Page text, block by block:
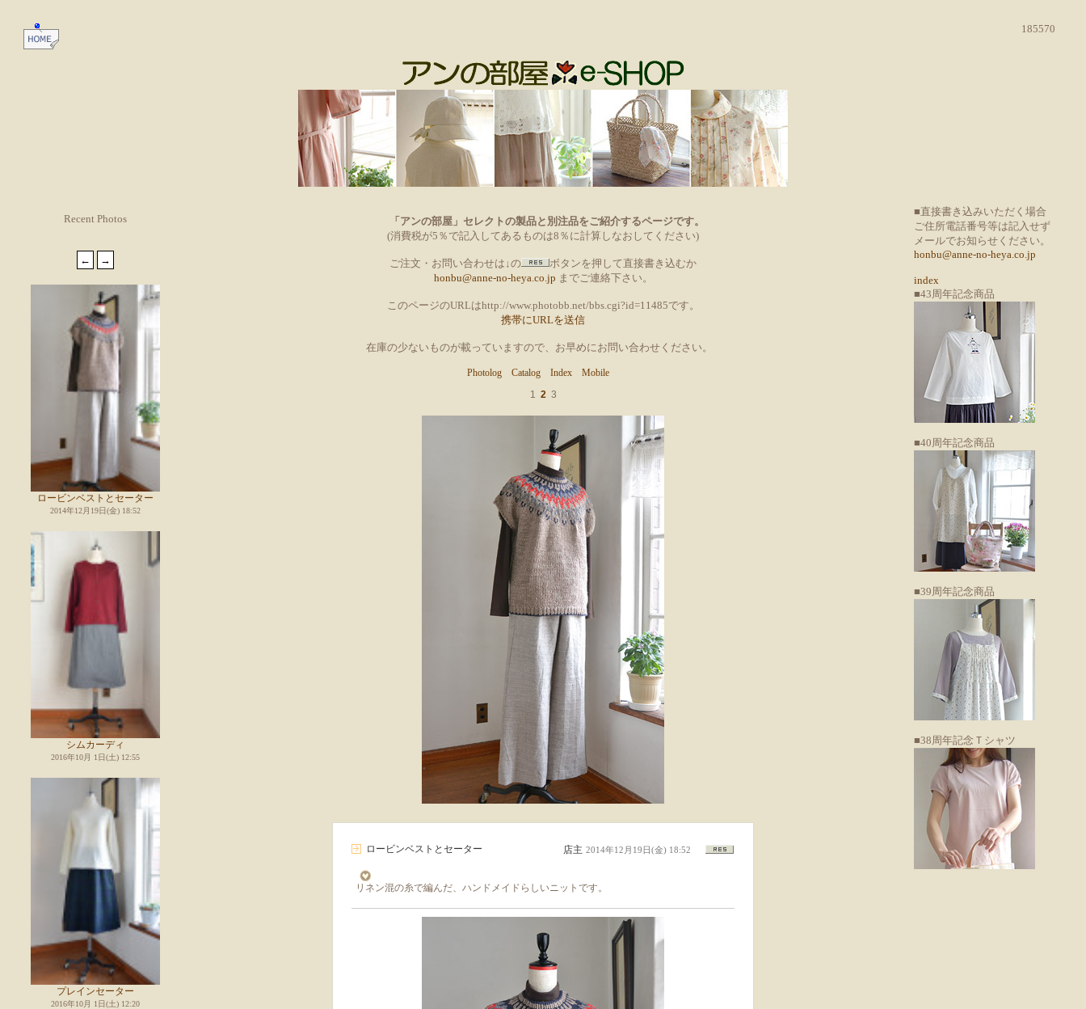
185570
Recent Photos
ロービンベストとセーター
2014年12月19日(金) 18:52
シムカーディ
2016年10月 1日(土) 12:55
プレインセーター
2016年10月 1日(土) 12:20
「アンの部屋」セレクトの製品と別注品をご紹介するページです。
(消費税が5％で記入してあるものは8％に計算しなおしてください)
ご注文・お問い合わせは↓の
ボタンを押して直接書き込むか
honbu@anne-no-heya.co.jp までご連絡下さい。
このページのURLはhttp://www.photobb.net/bbs.cgi?id=11485です。
携帯にURLを送信
在庫の少ないものが載っていますので、お早めにお問い合わせください。
Photolog Catalog Index
Mobile
1 2 3
ロービンベストとセーター 店主 2014年12月19日(金) 18:52
リネン混の糸で編んだ、ハンドメイドらしいニットです。
■直接書き込みいただく場合
ご住所電話番号等は記入せず
メールでお知らせください。
honbu@anne-no-heya.co.jp
index
■43周年記念商品
■40周年記念商品
■39周年記念商品
■38周年記念Ｔシャツ